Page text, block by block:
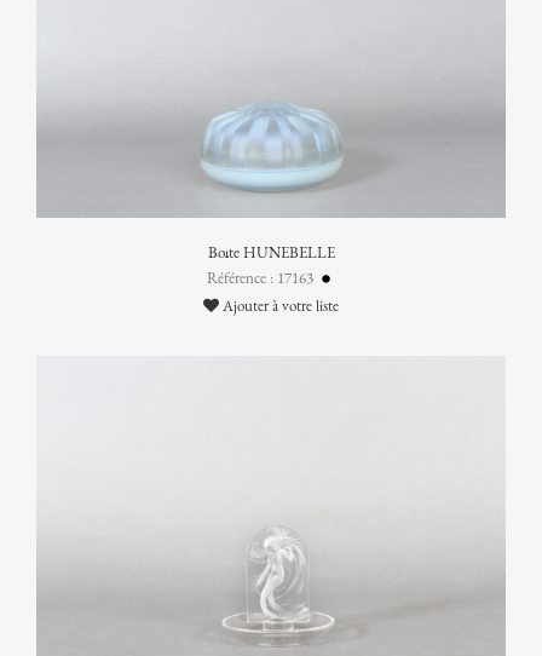
Boîte HUNEBELLE
Référence : 17163
Ajouter à votre liste